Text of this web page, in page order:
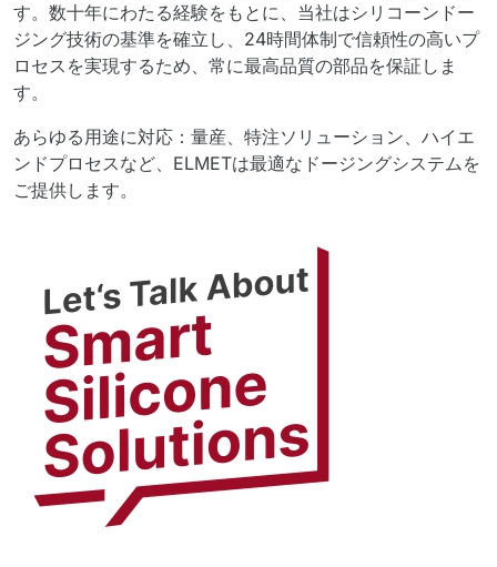
す。数十年にわたる経験をもとに、当社はシリコーンドー
ジング技術の基準を確立し、24時間体制で信頼性の高いプ
ロセスを実現するため、常に最高品質の部品を保証しま
す。
あらゆる用途に対応：量産、特注ソリューション、ハイエ
ンドプロセスなど、ELMETは最適なドージングシステムを
ご提供します。